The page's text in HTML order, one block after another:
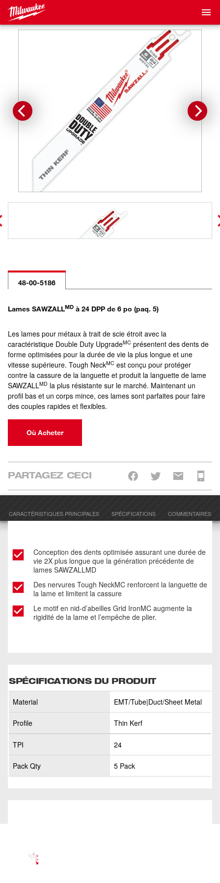
48-00-5186
Lames SAWZALLMD à 24 DPP de 6 po (paq. 5)
Les lames pour métaux à trait de scie étroit avec la
caractéristique Double Duty UpgradeMC présentent des dents de
forme optimisées pour la durée de vie la plus longue et une
vitesse supérieure. Tough NeckMC est conçu pour protéger
contre la cassure de la languette et produit la languette de lame
SAWZALLMD la plus résistante sur le marché. Maintenant un
profil bas et un corps mince, ces lames sont parfaites pour faire
des couples rapides et flexibles.
Où Acheter
PARTAGEZ CECI
CARACTÉRISTIQUES PRINCIPALES SPÉCIFICATIONS COMMENTAIRES
Conception des dents optimisée assurant une durée de
vie 2X plus longue que la génération précédente de
lames SAWZALLMD
Des nervures Tough NeckMC renforcent la languette de
la lame et limitent la cassure
Le motif en nid-d’abeilles Grid IronMC augmente la
rigidité de la lame et l’empêche de plier.
SPÉCIFICATIONS DU PRODUIT
Material EMT/Tube|Duct/Sheet Metal
Profile Thin Kerf
TPI 24
Pack Qty 5 Pack